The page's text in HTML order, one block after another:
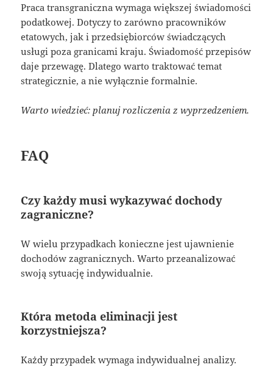
Praca transgraniczna wymaga większej świadomości
podatkowej. Dotyczy to zarówno pracowników
etatowych, jak i przedsiębiorców świadczących
usługi poza granicami kraju. Świadomość przepisów
daje przewagę. Dlatego warto traktować temat
strategicznie, a nie wyłącznie formalnie.
Warto wiedzieć: planuj rozliczenia z wyprzedzeniem.
FAQ
Czy każdy musi wykazywać dochody
zagraniczne?
W wielu przypadkach konieczne jest ujawnienie
dochodów zagranicznych. Warto przeanalizować
swoją sytuację indywidualnie.
Która metoda eliminacji jest
korzystniejsza?
Każdy przypadek wymaga indywidualnej analizy.